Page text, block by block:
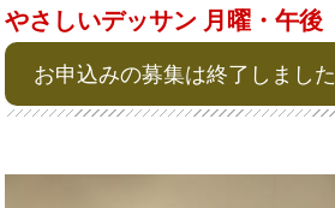
やさしいデッサン 月曜・午後
お申込みの募集は終了しました